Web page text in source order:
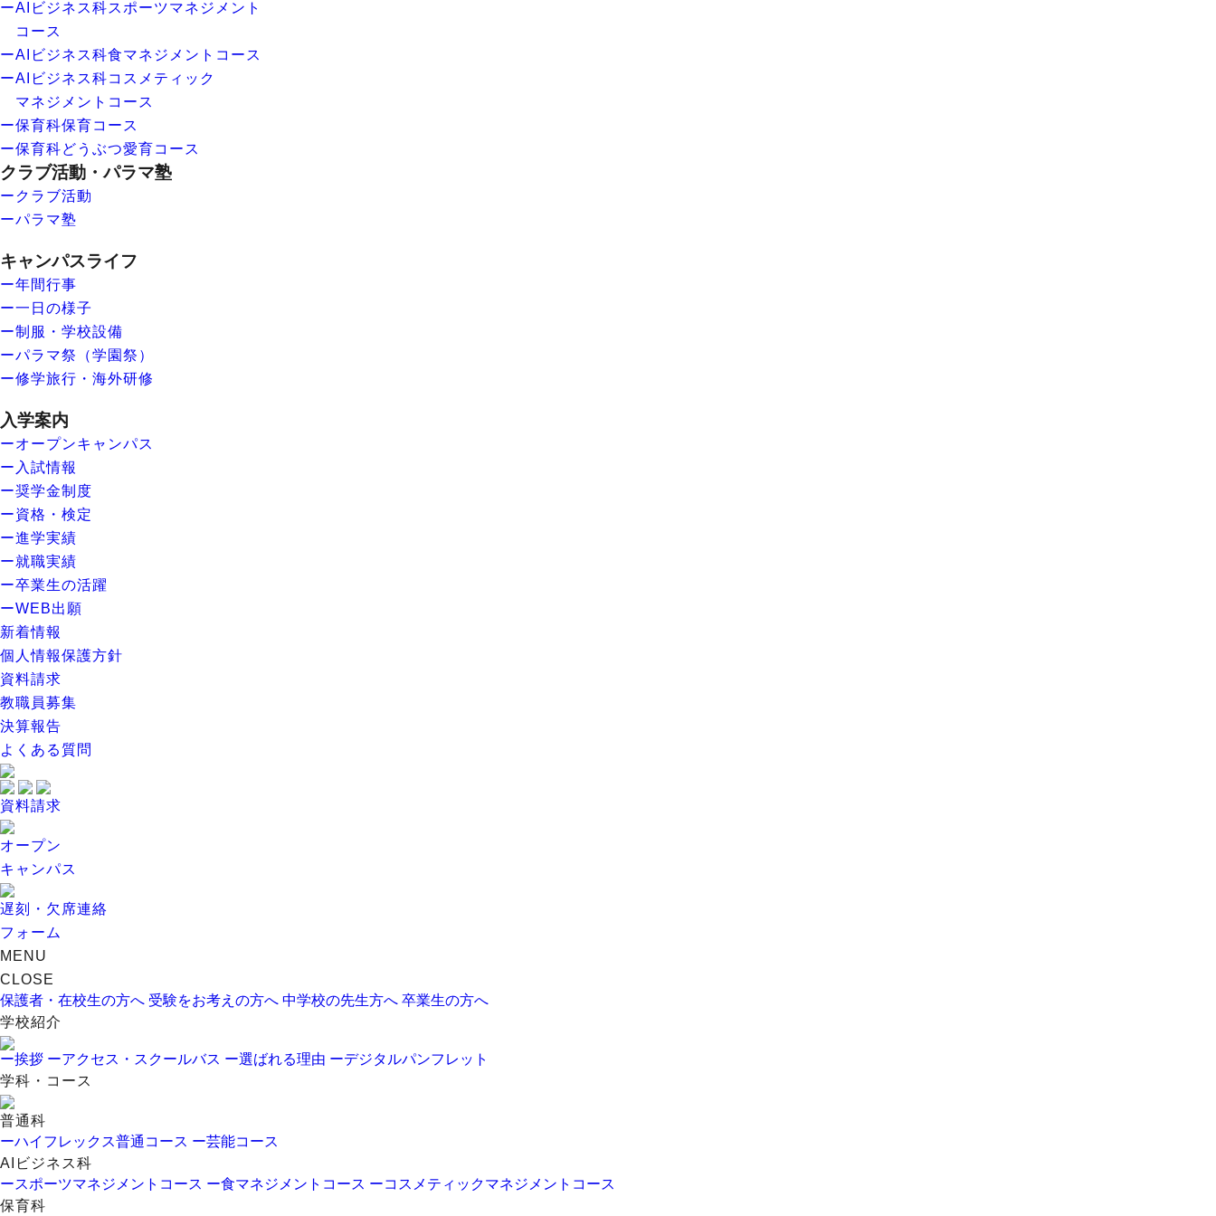
ーAIビジネス科スポーツマネジメント
コース
ーAIビジネス科食マネジメントコース
ーAIビジネス科コスメティック
マネジメントコース
ー保育科保育コース
ー保育科どうぶつ愛育コース
クラブ活動・パラマ塾
ークラブ活動
ーパラマ塾
キャンパスライフ
ー年間行事
ー一日の様子
ー制服・学校設備
ーパラマ祭（学園祭）
ー修学旅行・海外研修
入学案内
ーオープンキャンパス
ー入試情報
ー奨学金制度
ー資格・検定
ー進学実績
ー就職実績
ー卒業生の活躍
ーWEB出願
新着情報
個人情報保護方針
資料請求
教職員募集
決算報告
よくある質問
資料請求
オープン
キャンパス
遅刻・欠席連絡
フォーム
MENU
CLOSE
保護者・在校生の方へ 受験をお考えの方へ 中学校の先生方へ 卒業生の方へ
学校紹介
ー挨拶 ーアクセス・スクールバス ー選ばれる理由 ーデジタルパンフレット
学科・コース
普通科
ーハイフレックス普通コース ー芸能コース
AIビジネス科
ースポーツマネジメントコース ー食マネジメントコース ーコスメティックマネジメントコース
保育科